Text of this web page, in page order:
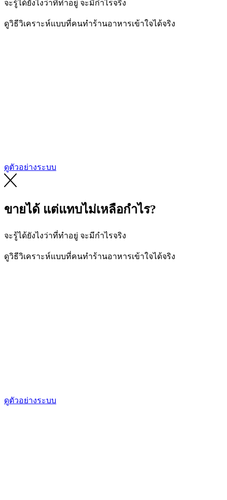
จะรู้ได้ยังไงว่าที่ทำอยู่ จะมีกำไรจริง
ดูวิธีวิเคราะห์แบบที่คนทำร้านอาหารเข้าใจได้จริง
ดูตัวอย่างระบบ
ขายได้ แต่แทบไม่เหลือกำไร?
จะรู้ได้ยังไงว่าที่ทำอยู่ จะมีกำไรจริง
ดูวิธีวิเคราะห์แบบที่คนทำร้านอาหารเข้าใจได้จริง
ดูตัวอย่างระบบ